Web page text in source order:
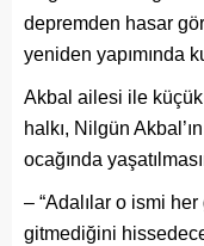
depremden hasar
yeniden yapımında
Akbal ailesi ile küçük
halkı, Nilgün
ocağında
– “Adalılar o ismi her
gitmediğini